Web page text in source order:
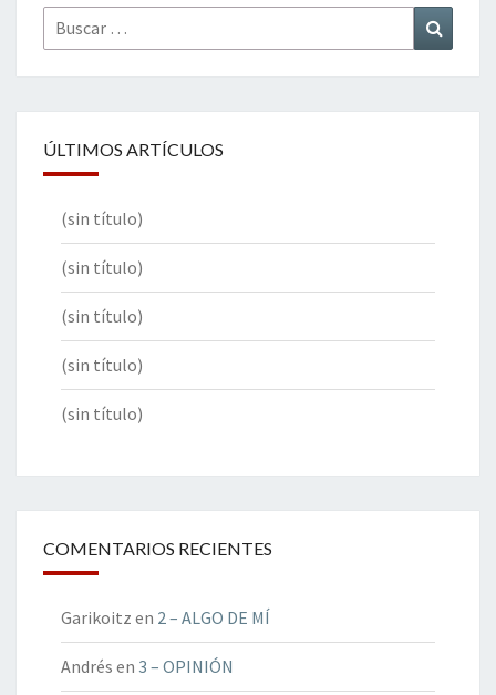
Buscar
por:
ÚLTIMOS ARTÍCULOS
(sin título)
(sin título)
(sin título)
(sin título)
(sin título)
COMENTARIOS RECIENTES
Garikoitz en 2 – ALGO DE MÍ
Andrés en 3 – OPINIÓN